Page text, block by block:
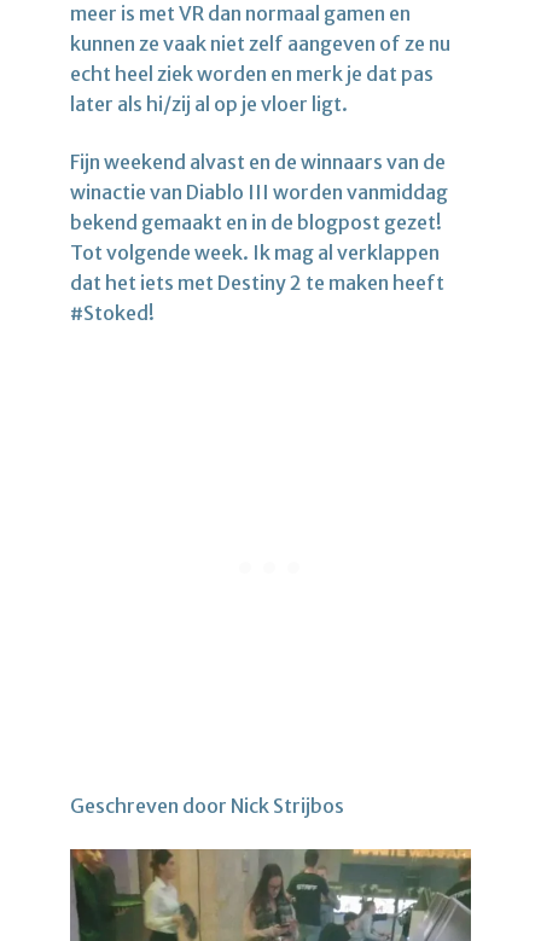
meer is met VR dan normaal gamen en
kunnen ze vaak niet zelf aangeven of ze nu
echt heel ziek worden en merk je dat pas
later als hi/zij al op je vloer ligt.
Fijn weekend alvast en de winnaars van de
winactie van Diablo III worden vanmiddag
bekend gemaakt en in de blogpost gezet!
Tot volgende week. Ik mag al verklappen
dat het iets met Destiny 2 te maken heeft
#Stoked!
Geschreven door Nick Strijbos